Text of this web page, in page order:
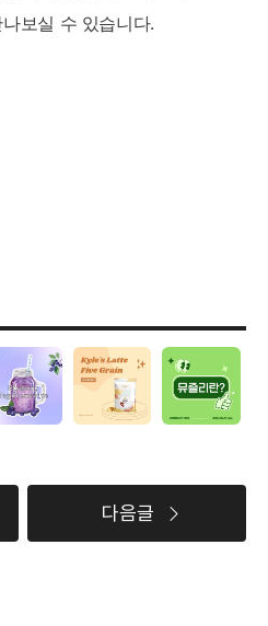
보실 수 있습니다.
다음글